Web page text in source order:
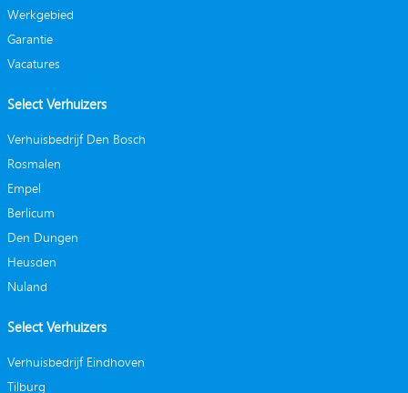
Werkgebied
Garantie
Vacatures
Select Verhuizers
Verhuisbedrijf Den Bosch
Rosmalen
Empel
Berlicum
Den Dungen
Heusden
Nuland
Select Verhuizers
Verhuisbedrijf Eindhoven
Tilburg